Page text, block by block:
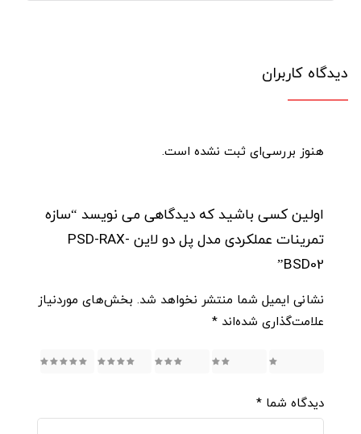
دیدگاه کاربران
هنوز بررسی‌ای ثبت نشده است.
اولین کسی باشید که دیدگاهی می نویسد “سازه
تمرینات عملکردی مدل پل دو لاین PSD-RAX-
BSD02”
نشانی ایمیل شما منتشر نخواهد شد. بخش‌های موردنیاز
علامت‌گذاری شده‌اند *
5
دیدگاه شما *